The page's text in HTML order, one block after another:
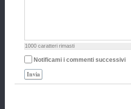
1000 caratteri rimasti
Notificami i commenti successivi
Invia